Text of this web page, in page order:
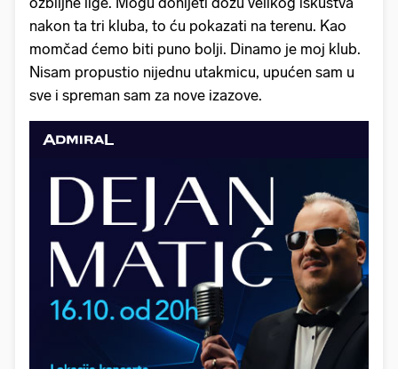
nakon ta tri kluba, to ću pokazati na terenu. Kao
momčad ćemo biti puno bolji. Dinamo je moj klub.
Nisam propustio nijednu utakmicu, upućen sam u
sve i spreman sam za nove izazove.